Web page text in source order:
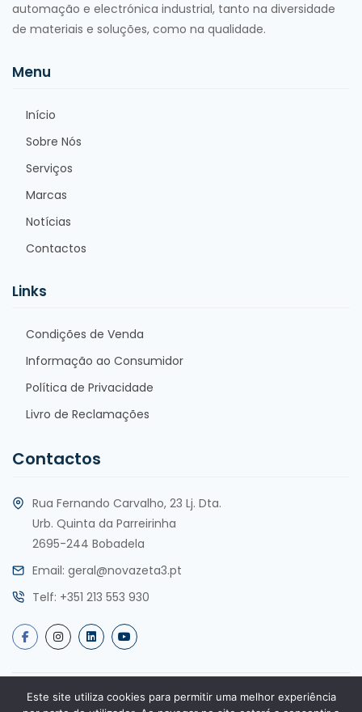
automação e electrónica industrial, tanto na diversidade
de materiais e soluções, como na qualidade.
Menu
Início
Sobre Nós
Serviços
Marcas
Notícias
Contactos
Links
Condições de Venda
Informação ao Consumidor
Política de Privacidade
Livro de Reclamações
Contactos
Rua Fernando Carvalho, 23 Lj. Dta.
Urb. Quinta da Parreirinha
2695-244 Bobadela
Email: geral@novazeta3.pt
Telf: +351 213 553 930
Copyright @2025 por Nova Zeta 3, Lda. Todos os direitos
Este site utiliza cookies para permitir uma melhor experiência